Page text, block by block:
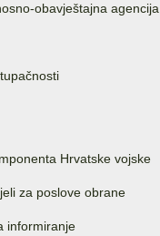
obavještajna agencija
Hrvatske vojske
za poslove obrane
informiranje